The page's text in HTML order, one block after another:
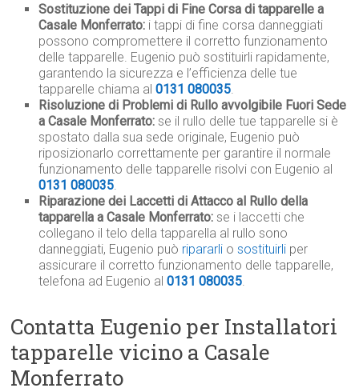
Sostituzione dei Tappi di Fine Corsa di tapparelle a
Casale Monferrato: i tappi di fine corsa danneggiati
possono compromettere il corretto funzionamento
delle tapparelle. Eugenio può sostituirli rapidamente,
garantendo la sicurezza e l’efficienza delle tue
tapparelle chiama al0131 080035.
Risoluzione di Problemi di Rullo avvolgibile Fuori Sede
a Casale Monferrato: se il rullo delle tue tapparelle si è
spostato dalla sua sede originale, Eugenio può
riposizionarlo correttamente per garantire il normale
funzionamento delle tapparelle risolvi con Eugenio al
0131 080035.
Riparazione dei Laccetti di Attacco al Rullo della
tapparella a Casale Monferrato: se i laccetti che
collegano il telo della tapparella al rullo sono
danneggiati, Eugenio può ripararli osostituirli per
assicurare il corretto funzionamento delle tapparelle,
telefona ad Eugenio al0131 080035.
Contatta Eugenio per Installatori
tapparelle vicino a Casale
Monferrato